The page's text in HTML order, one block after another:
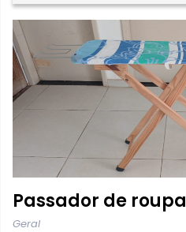
Passador de roupa
Geral